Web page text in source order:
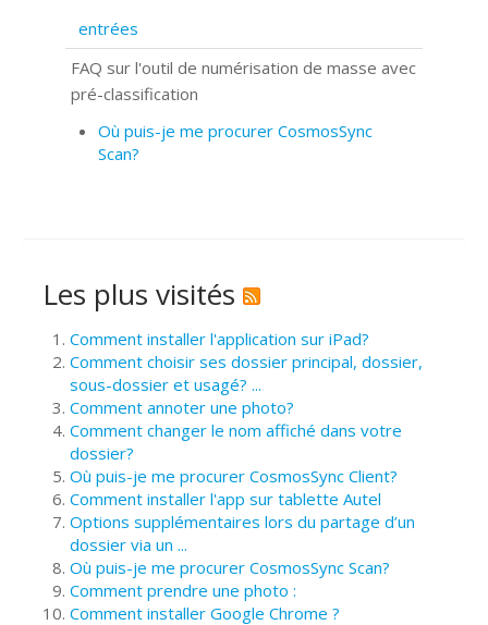
entrées
FAQ sur l'outil de numérisation de masse avec
pré-classification
Où puis-je me procurer CosmosSync
Scan?
Les plus visités
Comment installer l'application sur iPad?
Comment choisir ses dossier principal, dossier,
sous-dossier et usagé? ...
Comment annoter une photo?
Comment changer le nom affiché dans votre
dossier?
Où puis-je me procurer CosmosSync Client?
Comment installer l'app sur tablette Autel
Options supplémentaires lors du partage d’un
dossier via un ...
Où puis-je me procurer CosmosSync Scan?
Comment prendre une photo :
Comment installer Google Chrome ?